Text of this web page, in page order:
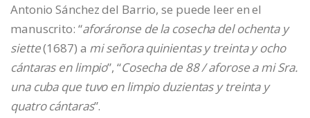
Antonio Sánchez del Barrio, se puede leer en el
manuscrito: “aforáronse de la cosecha del ochenta y
siette(1687) a mi señora quinientas y treinta y ocho
cántaras en limpio”, “Cosecha de 88 / aforose a mi Sra.
una cuba que tuvo en limpio duzientas y treinta y
quatro cántaras”.